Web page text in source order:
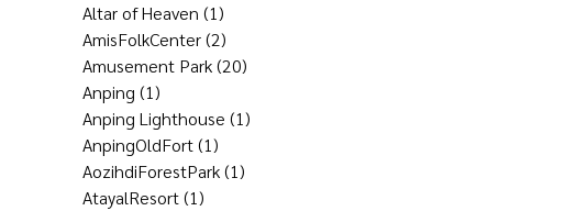
Altar of Heaven (1)
AmisFolkCenter(2)
Amusement Park(20)
Anping (1)
Anping Lighthouse (1)
AnpingOldFort(1)
AozihdiForestPark(1)
AtayalResort(1)